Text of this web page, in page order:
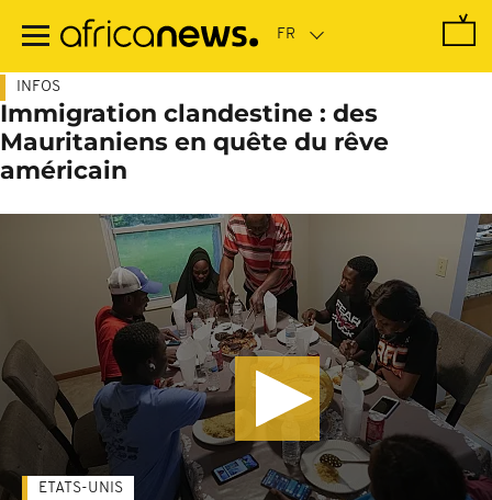
contenu
INFOS
Immigration clandestine : des
Mauritaniens en quête du rêve
américain
ETATS-UNIS